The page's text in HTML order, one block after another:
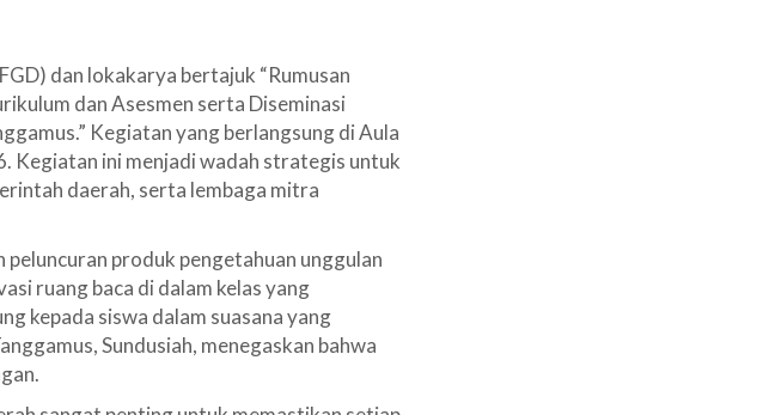
dan lokakarya bertajuk “Rumusan
dan Asesmen serta Diseminasi
Kegiatan yang berlangsung di Aula
Kegiatan ini menjadi wadah strategis untuk
daerah, serta lembaga mitra
produk pengetahuan unggulan
ruang baca di dalam kelas yang
kepada siswa dalam suasana yang
Sundusiah, menegaskan bahwa